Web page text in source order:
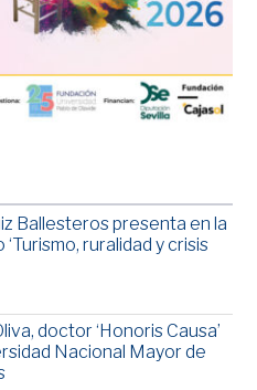
Ballesteros presenta en la
‘Turismo, ruralidad y crisis
doctor ‘Honoris Causa’
Nacional Mayor de